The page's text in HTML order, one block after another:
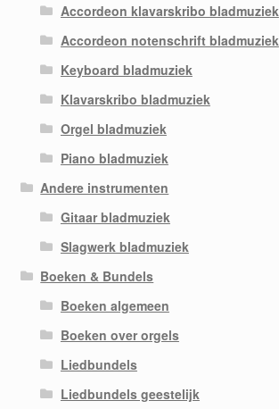
Accordeon klavarskribo bladmuziek
Accordeon notenschrift bladmuziek
Keyboard bladmuziek
Klavarskribo bladmuziek
Orgel bladmuziek
Piano bladmuziek
Andere instrumenten
Gitaar bladmuziek
Slagwerk bladmuziek
Boeken & Bundels
Boeken algemeen
Boeken over orgels
Liedbundels
Liedbundels geestelijk